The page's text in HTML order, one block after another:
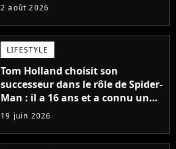
France
2 août 2026
LIFESTYLE
Tom Holland choisit son
successeur dans le rôle de Spider-
Man : il a 16 ans et a connu un
énorme succès sur Netflix
l'année dernière
19 juin 2026